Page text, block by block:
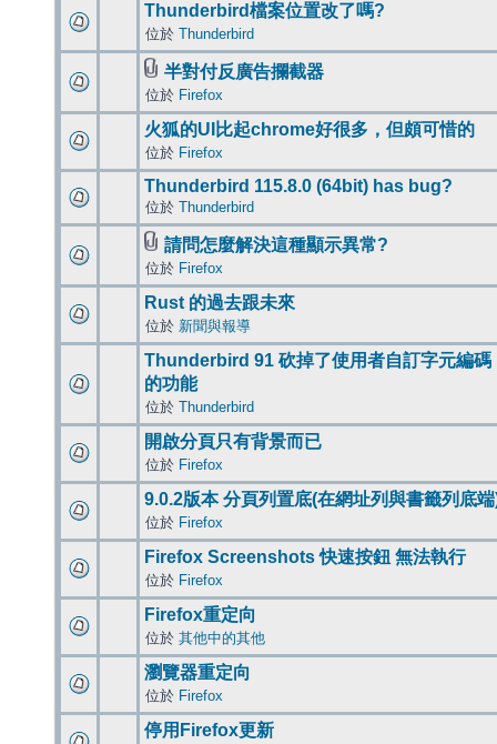
Thunderbird檔案位置改了嗎?
位於 Thunderbird
半對付反廣告攔截器
位於 Firefox
火狐的UI比起chrome好很多，但頗可惜的
位於 Firefox
Thunderbird 115.8.0 (64bit) has bug?
位於 Thunderbird
請問怎麼解決這種顯示異常?
位於 Firefox
Rust 的過去跟未來
位於 新聞與報導
Thunderbird 91 砍掉了使用者自訂字元編碼
的功能
位於 Thunderbird
開啟分頁只有背景而已
位於 Firefox
9.0.2版本 分頁列置底(在網址列與書籤列底
位於 Firefox
Firefox Screenshots 快速按鈕 無法執行
位於 Firefox
Firefox重定向
位於 其他中的其他
瀏覽器重定向
位於 Firefox
停用Firefox更新